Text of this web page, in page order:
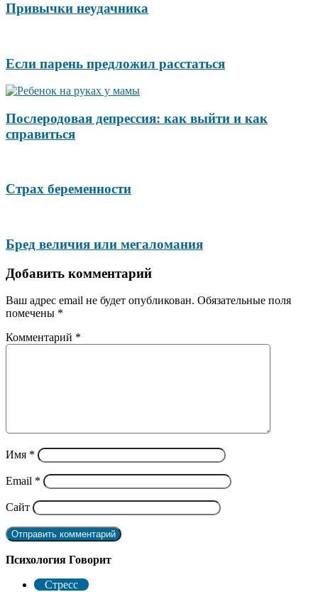
Привычки неудачника
Если парень предложил расстаться
Послеродовая депрессия: как выйти и как
справиться
Страх беременности
Бред величия или мегаломания
Добавить комментарий
Ваш адрес email не будет опубликован. Обязательные поля
помечены *
Комментарий *
Имя *
Email *
Сайт
Психология Говорит
Стресс